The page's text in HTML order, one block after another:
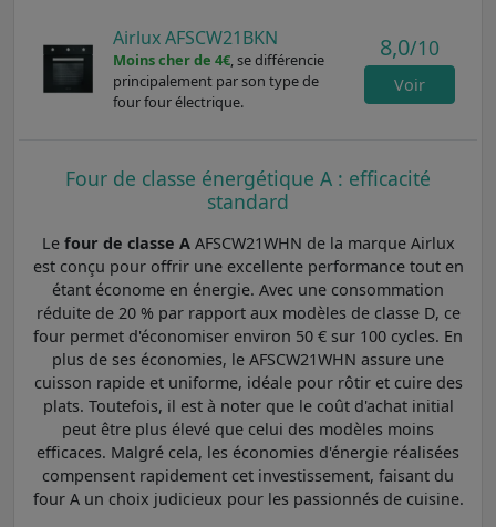
Airlux AFSCW21BKN
Moins cher de 4€, se différencie
principalement par son type de
four four électrique.
8,0/10
Voir
Four de classe énergétique A : efficacité
standard
Le four de classe AAFSCW21WHN de la marque Airlux
est conçu pour offrir une excellente performance tout en
étant économe en énergie. Avec une consommation
réduite de 20 % par rapport aux modèles de classe D, ce
four permet d'économiser environ 50 € sur 100 cycles. En
plus de ses économies, le AFSCW21WHN assure une
cuisson rapide et uniforme, idéale pour rôtir et cuire des
plats. Toutefois, il est à noter que le coût d'achat initial
peut être plus élevé que celui des modèles moins
efficaces. Malgré cela, les économies d'énergie réalisées
compensent rapidement cet investissement, faisant du
four A un choix judicieux pour les passionnés de cuisine.